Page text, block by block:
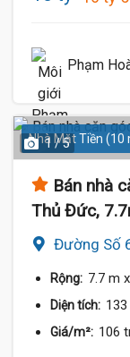
Phạm
Nhà Mặt Tiền (10
1 / 5
Bán nhà
Thủ Đức,
Đường Số
Rộng: 7.7 m
Diện tích:
Giá/m²: 106